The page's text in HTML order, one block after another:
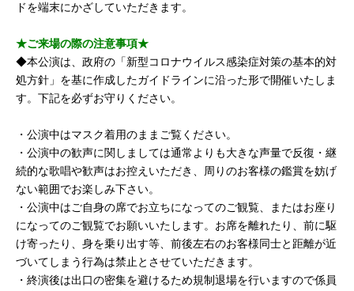
ドを端末にかざしていただきます。
★ご来場の際の注意事項★
◆本公演は、政府の「新型コロナウイルス感染症対策の基本的対
処方針」を基に作成したガイドラインに沿った形で開催いたしま
す。下記を必ずお守りください。
・公演中はマスク着用のままご覧ください。
・公演中の歓声に関しましては通常よりも大きな声量で反復・継
続的な歌唱や歓声はお控えいただき、周りのお客様の鑑賞を妨げ
ない範囲でお楽しみ下さい。
・公演中はご自身の席でお立ちになってのご観覧、またはお座り
になってのご観覧でお願いいたします。お席を離れたり、前に駆
け寄ったり、身を乗り出す等、前後左右のお客様同士と距離が近
づいてしまう行為は禁止とさせていただきます。
・終演後は出口の密集を避けるため規制退場を行いますので係員